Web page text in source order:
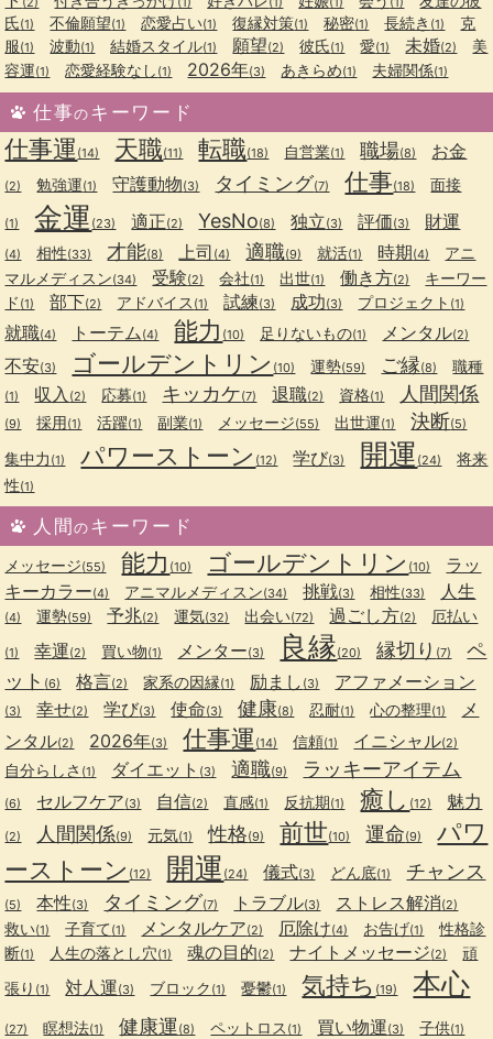
氏(1) 不倫願望(1) 恋愛占い(1) 復縁対策(1) 秘密(1) 長続き (1)
克
服(1) 波動(1) 結婚スタイル(1) 願望(2) 彼氏(1) 愛(1) 未婚(2)
美
容運(1) 恋愛経験なし (1) 2026年(3) あきらめ(1) 夫婦関係(1)
仕事のキーワード
仕事運 (14) 天職(11) 転職(18) 自営業(1) 職場(8) お金
(2) 勉強運(1) 守護動物(3) タイミング(7) 仕事(18) 面接
(1) 金運 (23) 適正(2) YesNo(8) 独立(3) 評価(3) 財運
(4) 相性(33) 才能(8) 上司 (4) 適職(9) 就活(1) 時期(4)
アニ
マルメディスン(34) 受験(2) 会社(1) 出世(1) 働き方(2)
キーワー
ド (1) 部下(2) アドバイス (1) 試練(3) 成功(3) プロジェクト (1)
就職(4) トーテム (4) 能力 (10) 足りないもの(1) メンタル(2)
不安(3) ゴールデントリン (10) 運勢(59) ご縁(8) 職種
(1) 収入 (2) 応募(1) キッカケ(7) 退職(2) 資格(1) 人間関係
(9) 採用(1) 活躍(1) 副業(1) メッセージ(55) 出世運(1) 決断(5)
集中力 (1) パワーストーン (12) 学び(3) 開運 (24)
将来
性(1)
人間のキーワード
メッセージ(55) 能力 (10) ゴールデントリン (10)
ラッ
キーカラー(4) アニマルメディスン(34) 挑戦(3) 相性(33) 人生
(4) 運勢(59) 予兆(2) 運気(32) 出会い(72) 過ごし方(2) 厄払い
(1) 幸運(2) 買い物(1) メンター(3) 良縁(20) 縁切り (7)
ペ
ット (6) 格言(2) 家系の因縁(1) 励まし (3) アファメーション
(3) 幸せ(2) 学び(3) 使命(3) 健康(8) 忍耐(1) 心の整理(1)
メ
ンタル(2) 2026年(3) 仕事運 (14) 信頼(1) イニシャル(2)
自分らしさ (1) ダイエット (3) 適職(9) ラッキーアイテム
(6) セルフケア(3) 自信(2) 直感(1) 反抗期(1) 癒し (12) 魅力
(2) 人間関係(9) 元気(1) 性格(9) 前世(10) 運命(9)
パワ
ーストーン (12) 開運 (24) 儀式(3) どん底(1) チャンス
(5) 本性(3) タイミング(7) トラブル(3) ストレス解消(2)
救い(1) 子育て(1) メンタルケア(2) 厄除け(4) お告げ(1)
性格診
断(1) 人生の落とし穴(1) 魂の目的(2) ナイトメッセージ(2)
頑
張り (1) 対人運(3) ブロック (1) 憂鬱(1) 気持ち (19) 本心
(27) 瞑想法(1) 健康運(8) ペットロス (1) 買い物運(3) 子供(1)